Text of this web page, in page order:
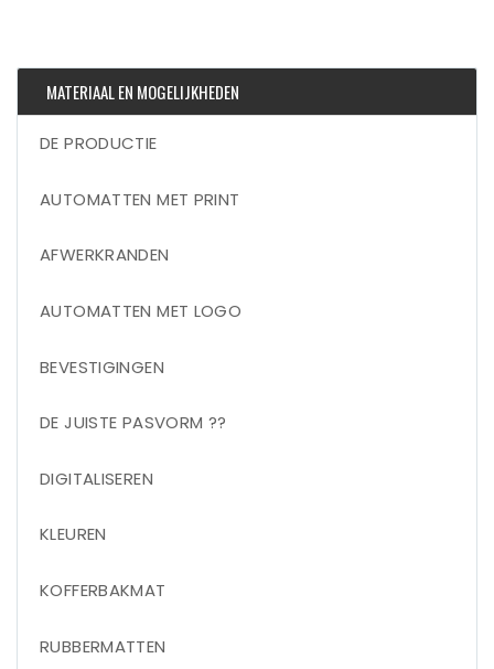
MATERIAAL EN MOGELIJKHEDEN
DE PRODUCTIE
AUTOMATTEN MET PRINT
AFWERKRANDEN
AUTOMATTEN MET LOGO
BEVESTIGINGEN
DE JUISTE PASVORM ??
DIGITALISEREN
KLEUREN
KOFFERBAKMAT
RUBBERMATTEN